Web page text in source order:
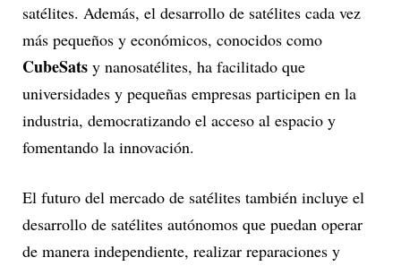
satélites. Además, el desarrollo de satélites cada vez
más pequeños y económicos, conocidos como
CubeSats y nanosatélites, ha facilitado que
universidades y pequeñas empresas participen en la
industria, democratizando el acceso al espacio y
fomentando la innovación.
El futuro del mercado de satélites también incluye el
desarrollo de satélites autónomos que puedan operar
de manera independiente, realizar reparaciones y